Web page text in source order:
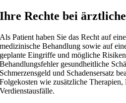
Ihre Rechte bei
Als Patient haben Sie das Recht auf
medizinische Behandlung sowie auf
geplante Eingriffe und mögliche
Behandlungsfehler gesundheitliche
Schmerzensgeld und Schadensersatz
Folgekosten wie zusätzliche Therapien,
Verdienstausfälle.